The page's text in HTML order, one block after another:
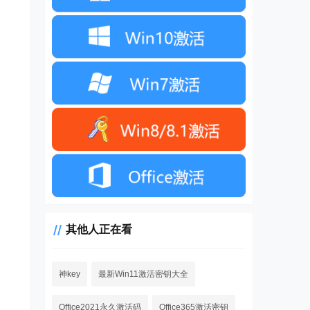
其他人正在看
神key 最新Win11激活密钥大全
Office2021永久激活码 Office365激活密钥